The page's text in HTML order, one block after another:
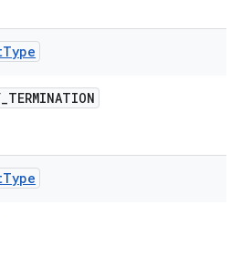
Type
_TERMINATION
Type